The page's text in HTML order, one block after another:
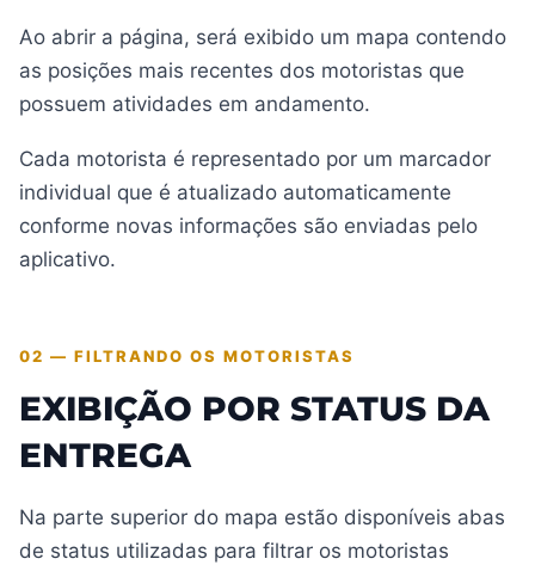
Ao abrir a página, será exibido um mapa contendo
as posições mais recentes dos motoristas que
possuem atividades em andamento.
Cada motorista é representado por um marcador
individual que é atualizado automaticamente
conforme novas informações são enviadas pelo
aplicativo.
02 — FILTRANDO OS MOTORISTAS
EXIBIÇÃO POR STATUS DA
ENTREGA
Na parte superior do mapa estão disponíveis abas
de status utilizadas para filtrar os motoristas